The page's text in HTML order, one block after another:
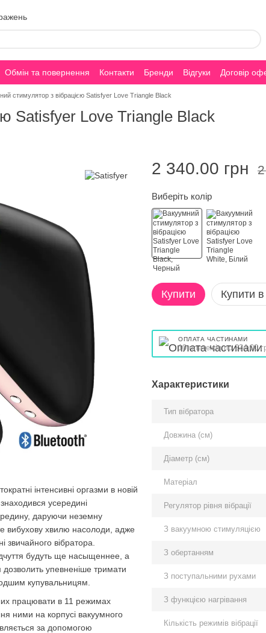
Обмін та повернення Контакти Бренди Відгуки
Договір
стимулятор з вібрацією Satisfyer Love Triangle Black
Satisfyer Love Triangle Black
інтенсивні оргазми в новій
усередині
даруючи неземну
вибухову хвилю насолоди, адже
звичайного вібратора.
будуть ще насыщеннее, а
упевненіше тримати
купувальницям.
працювати в 11 режимах
ними на корпусі вакуумного
за допомогою
2 340.00 грн
Виберіть колір
Купити Купити в
ОПЛАТА ЧАСТИНАМИ
10 платежів по 234.00
Характеристики
Тип вібратора
Довжина (см)
Діаметр (см)
Матеріал
Регулятор рівня вібрації
З вакуумною стимуляцією
З обертанням
З поступальними рухами
З функцією нагрівання
Кількість режимів вібрації